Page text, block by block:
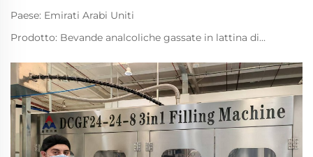
Paese: Emirati Arabi Uniti
Prodotto: Bevande analcoliche gassate in lattina di
alluminio e in bottiglia di PET
Capacità: 6000CPH (473ml) in scatola di alluminio;
6000BPH (500ml) in bottiglia PET
Soluzione: linea di produzione di bevande gassate (2 linee)